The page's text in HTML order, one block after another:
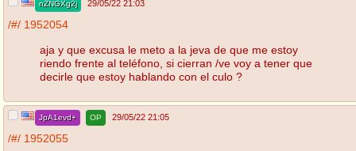
nZNGXg2j 29/05/22 21:03
/#/ 1952054
aja y que excusa le meto a la jeva de que me estoy
riendo frente al teléfono, si cierran /ve voy a tener que
decirle que estoy hablando con el culo ?
JpA1evd+ OP 29/05/22 21:05
/#/ 1952055